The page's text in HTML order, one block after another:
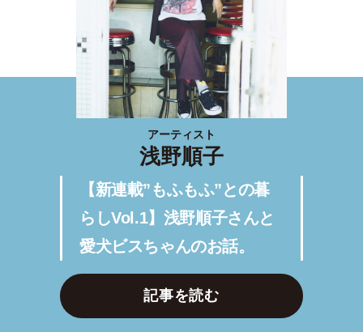
アーティスト
浅野順子
【新連載”もふもふ”との暮
らしVol.1】浅野順子さんと
愛犬ビスちゃんのお話。
記事を読む